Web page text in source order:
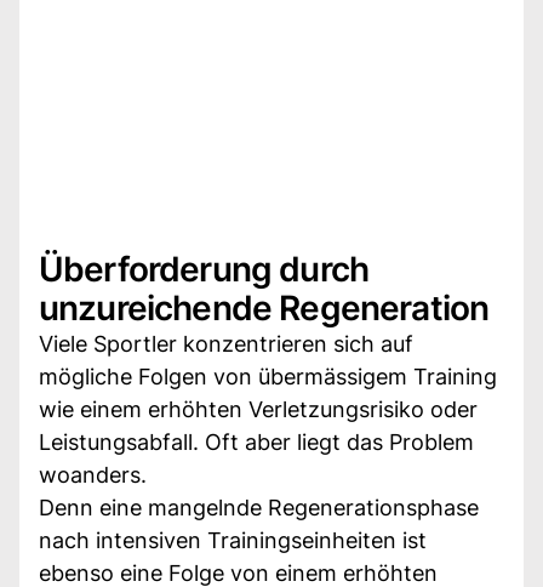
Überforderung durch
unzureichende Regeneration
Viele Sportler konzentrieren sich auf
mögliche Folgen von übermässigem Training
wie einem erhöhten Verletzungsrisiko oder
Leistungsabfall. Oft aber liegt das Problem
woanders.
Denn eine mangelnde Regenerationsphase
nach intensiven Trainingseinheiten ist
ebenso eine Folge von einem erhöhten